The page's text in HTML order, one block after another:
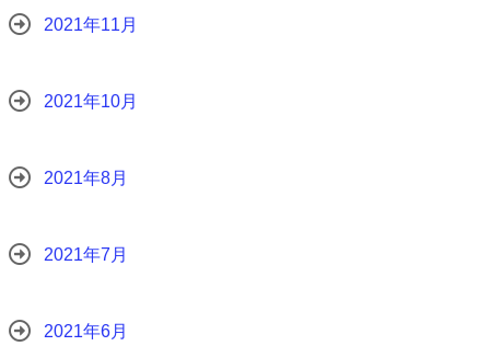
2021年11月
2021年10月
2021年8月
2021年7月
2021年6月